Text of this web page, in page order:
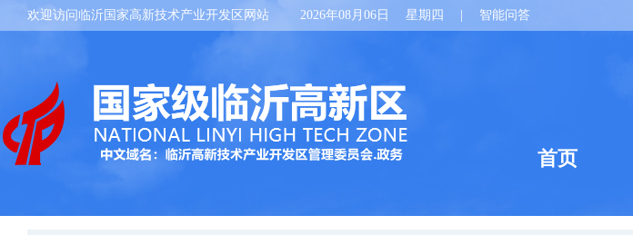
欢迎访问临沂国家高新技术产业开发区网站 2026年08月06日 星期四 智能问答
首页